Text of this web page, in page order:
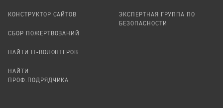
КОНСТРУКТОР САЙТОВ
СБОР ПОЖЕРТВОВАНИЙ
НАЙТИ IT-ВОЛОНТЕРОВ
НАЙТИ
ПРОФ.ПОДРЯДЧИКА
ЭКСПЕРТНАЯ ГРУППА ПО
БЕЗОПАСНОСТИ